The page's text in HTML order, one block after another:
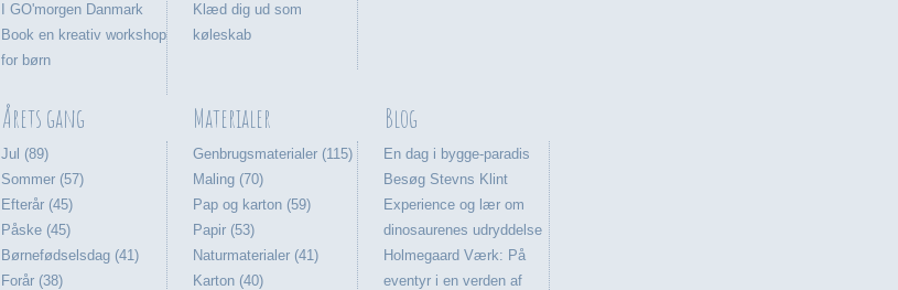
I GO'morgen Danmark
Book en kreativ workshop
for børn
Klæd dig ud som
køleskab
Årets gang
Jul (89)
Sommer (57)
Efterår (45)
Påske (45)
Børnefødselsdag (41)
Forår (38)
Materialer
Genbrugsmaterialer (115)
Maling (70)
Pap og karton (59)
Papir (53)
Naturmaterialer (41)
Karton (40)
Blog
En dag i bygge-paradis
Besøg Stevns Klint
Experience og lær om
dinosaurenes udryddelse
Holmegaard Værk: På
eventyr i en verden af